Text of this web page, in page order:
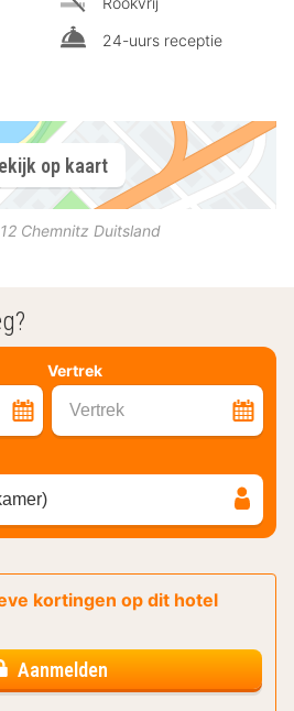
24-uurs receptie
op kaart
Chemnitz Duitsland
Vertrek
Vertrek
kortingen op dit hotel
Aanmelden